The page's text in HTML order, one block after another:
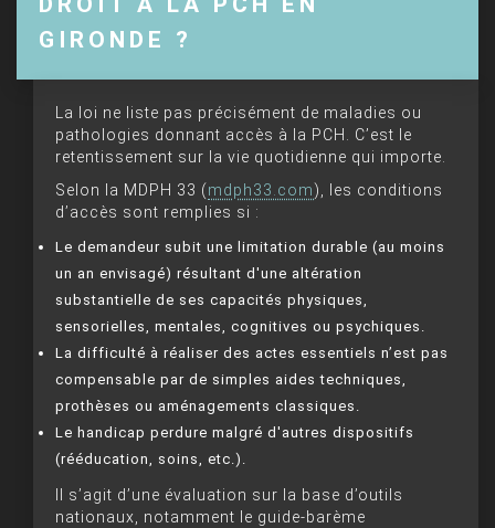
GIRONDE ?
La loi ne liste pas précisément de maladies ou
pathologies donnant accès à la PCH. C’est le
retentissement sur la vie quotidienne qui importe.
Selon la MDPH 33 (mdph33.com), les conditions
d’accès sont remplies si :
Le demandeur subit une limitation durable (au moins
un an envisagé) résultant d'une altération
substantielle de ses capacités physiques,
sensorielles, mentales, cognitives ou psychiques.
La difficulté à réaliser des actes essentiels n’est pas
compensable par de simples aides techniques,
prothèses ou aménagements classiques.
Le handicap perdure malgré d'autres dispositifs
(rééducation, soins, etc.).
Il s’agit d’une évaluation sur la base d’outils
nationaux, notamment le guide-barème